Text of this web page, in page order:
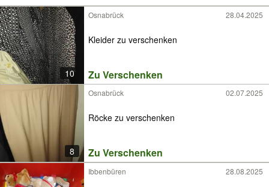
10
Osnabrück 28.04.2025
Kleider zu verschenken
Zu Verschenken
8
Osnabrück 02.07.2025
Röcke zu verschenken
Zu Verschenken
Ibbenbüren 28.08.2025